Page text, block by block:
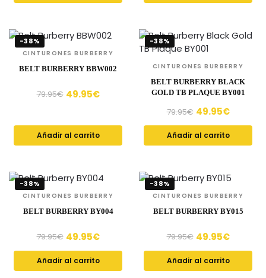
-38%
CINTURONES BURBERRY
BELT BURBERRY BBW002
79.95€ 49.95€
Añadir al carrito
-38%
CINTURONES BURBERRY
BELT BURBERRY BLACK
GOLD TB PLAQUE BY001
79.95€ 49.95€
Añadir al carrito
-38%
CINTURONES BURBERRY
BELT BURBERRY BY004
79.95€ 49.95€
Añadir al carrito
-38%
CINTURONES BURBERRY
BELT BURBERRY BY015
79.95€ 49.95€
Añadir al carrito